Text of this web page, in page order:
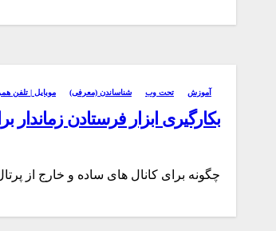
آموزش تحت وب شناساندن (معرفی) موبایل | تلفن
بکارگیری ابزار فرستادن زماندار
چگونه برای کانال های ساده و خارج از